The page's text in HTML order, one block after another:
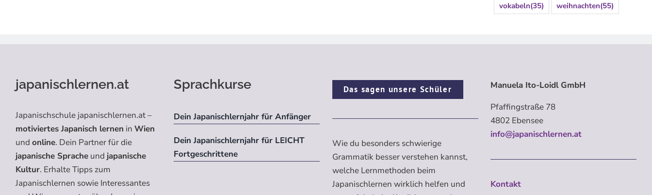
vokabeln(35) weihnachten(55)
japanischlernen.at
Japanischschule japanischlernen.at –
motiviertes Japanisch lernen in Wien
und online. Dein Partner für die
japanische Spracheund japanische
Kultur. Erhalte Tipps zum
Japanischlernen sowie Interessantes
Sprachkurse
Dein Japanischlernjahr für Anfänger
Dein Japanischlernjahr für LEICHT
Fortgeschrittene
Das sagen unsere Schüler
Wie du besonders schwierige
Grammatik besser verstehen kannst,
welche Lernmethoden beim
Japanischlernen wirklich helfen und
Manuela Ito-Loidl GmbH
Pfaffingstraße 78
4802 Ebensee
info@japanischlernen.at
Kontakt